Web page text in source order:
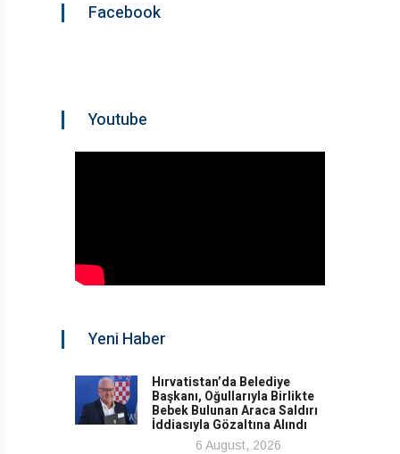
Facebook
Youtube
Yeni Haber
Hırvatistan’da Belediye
Başkanı, Oğullarıyla Birlikte
Bebek Bulunan Araca Saldırı
İddiasıyla Gözaltına Alındı
6 August, 2026